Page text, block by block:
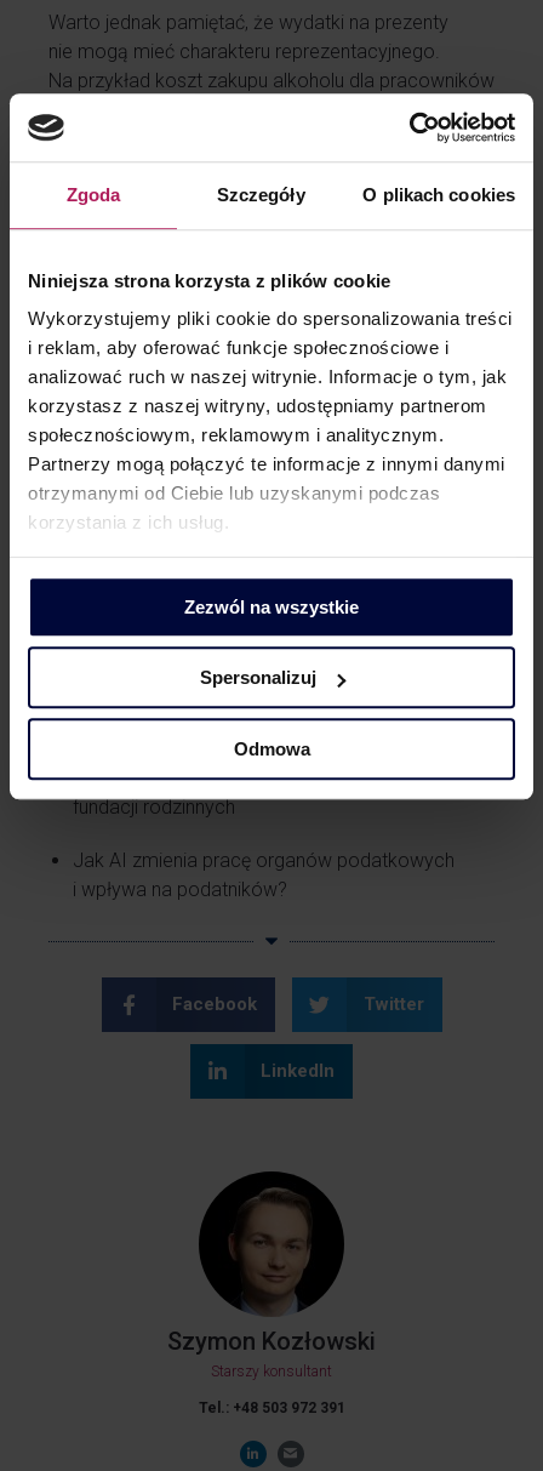
Zgoda Szczegóły O plikach cookies
Niniejsza strona korzysta z plików cookie
Wykorzystujemy pliki cookie do spersonalizowania treści
i reklam, aby oferować funkcje społecznościowe i
analizować ruch w naszej witrynie. Informacje o tym, jak
korzystasz z naszej witryny, udostępniamy partnerom
społecznościowym, reklamowym i analitycznym.
Partnerzy mogą połączyć te informacje z innymi danymi
otrzymanymi od Ciebie lub uzyskanymi podczas
korzystania z ich usług.
Zezwól na wszystkie
Spersonalizuj
Odmowa
Warto jednak pamiętać, że wydatki na prezenty
nie mogą mieć charakteru reprezentacyjnego.
Na przykład koszt zakupu alkoholu dla pracowników
nie może zostać zaliczony do KUP. Podobnie jest
z voucherami czy kartami podarunkowymi, które
mogą zostać uznane za świadczenia związane
z wynagrodzeniem.
Warto z wyprzedzeniem zaplanować kwestię
prezentów świątecznych dla pracowników
i uwzględnić przy tym aspekty podatkowe.
Kluczowe jest określenie czy prezent ma związek
ze stosunkiem pracy, czy też jest darowizną.
Prezenty stanowiące element wynagrodzenia lub
przekazywane na podstawie regulaminu pracy
mogą wiązać się z koniecznością naliczenia
podatku dochodowego. Z kolei upominki będące
darowiznami, jeśli ich wartość nie przekracza
ustalonych limitów, są zwolnione z opodatkowania.
Powiązane treści
Interpretacja indywidualna dotycząca
kryptowalut może mieć skutki także dla innych
fundacji rodzinnych
Jak AI zmienia pracę organów podatkowych
i wpływa na podatników?
Facebook Twitter
LinkedIn
Szymon Kozłowski
Starszy konsultant
Tel.: +48 503 972 391